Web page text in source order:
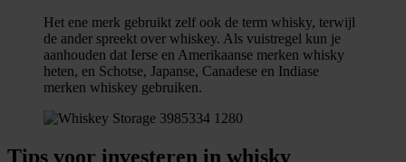
Het ene merk gebruikt zelf ook de term whisky, terwijl
de ander spreekt over whiskey. Als vuistregel kun je
aanhouden dat Ierse en Amerikaanse merken whisky
heten, en Schotse, Japanse, Canadese en Indiase
merken whiskey gebruiken.
Tips voor investeren in whisky